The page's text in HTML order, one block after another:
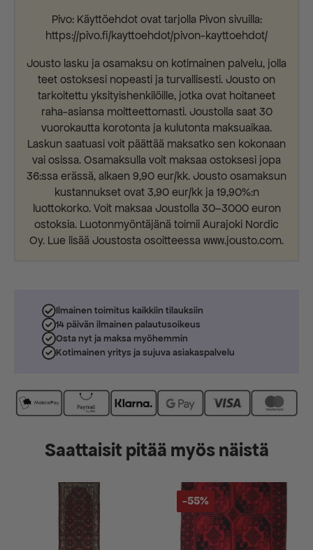
Pivo: Käyttöehdot ovat tarjolla Pivon sivuilla:
https://pivo.fi/kayttoehdot/pivon-kayttoehdot/
Jousto lasku ja osamaksu on kotimainen palvelu, jolla
teet ostoksesi nopeasti ja turvallisesti. Jousto on
tarkoitettu yksityishenkilöille, jotka ovat hoitaneet
raha-asiansa moitteettomasti. Joustolla saat 30
vuorokautta korotonta ja kulutonta maksuaikaa.
Laskun saatuasi voit päättää maksatko sen kokonaan
vai osissa. Osamaksulla voit maksaa ostoksesi jopa
36:ssa erässä, alkaen 9,90 eur/kk. Jousto osamaksun
kustannukset ovat 3,90 eur/kk ja 19,90%:n
luottokorko. Voit maksaa Joustolla 30–3000 euron
ostoksia. Luotonmyöntäjänä toimii Aurajoki Nordic
Oy. Lue lisää Joustosta osoitteessa www.jousto.com.
Ilmainen toimitus kaikkiin tilauksiin
14 päivän ilmainen palautusoikeus
Osta nyt ja maksa myöhemmin
Kotimainen yritys ja sujuva asiakaspalvelu
Saattaisit pitää myös näistä
-55%